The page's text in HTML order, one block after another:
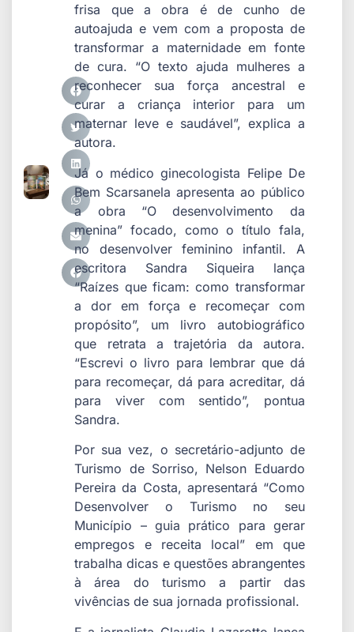
frisa que a obra é de cunho de
autoajuda e vem com a proposta de
transformar a maternidade em fonte
de cura. “O texto ajuda mulheres a
reconhecer sua força ancestral e
curar a criança interior para um
maternar leve e saudável”, explica a
autora.
Já o médico ginecologista Felipe De
Bem Scarsanela apresenta ao público
a obra “O desenvolvimento da
menina” focado, como o título fala,
no desenvolver feminino infantil. A
escritora Sandra Siqueira lança
“Raízes que ficam: como transformar
a dor em força e recomeçar com
propósito”, um livro autobiográfico
que retrata a trajetória da autora.
“Escrevi o livro para lembrar que dá
para recomeçar, dá para acreditar, dá
para viver com sentido”, pontua
Sandra.
Por sua vez, o secretário-adjunto de
Turismo de Sorriso, Nelson Eduardo
Pereira da Costa, apresentará “Como
Desenvolver o Turismo no seu
Município – guia prático para gerar
empregos e receita local” em que
trabalha dicas e questões abrangentes
à área do turismo a partir das
vivências de sua jornada profissional.